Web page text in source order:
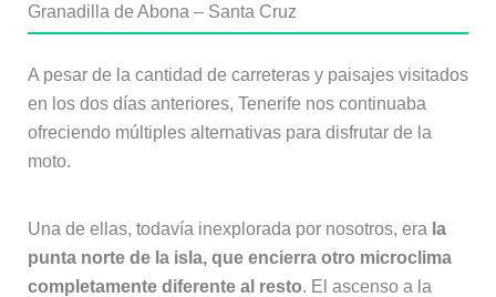
Granadilla de Abona – Santa Cruz
A pesar de la cantidad de carreteras y paisajes visitados
en los dos días anteriores, Tenerife nos continuaba
ofreciendo múltiples alternativas para disfrutar de la
moto.
Una de ellas, todavía inexplorada por nosotros, era la
punta norte de la isla, que encierra otro microclima
completamente diferente al resto. El ascenso a la